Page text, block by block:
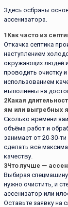
Здесь осбраны
ассенизатора.
1 Как часто из
Откачка септика
наступлением
окружающих людей
проводить очистку
использованием
выполнены на
2Какая
ям или выгребных
Сколько времени
объёма работ и
занимает от 20-30-
сделать всё
качеству.
3Что лучше —
Выбирая
нужно очистить, и
ассенизатор или
Оставьте заявку на